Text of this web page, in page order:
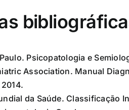
Psicopatologia e
Association. Manual
da Saúde. Classificação